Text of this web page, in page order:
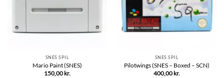
på
varesiden
SNES SPIL
Mario Paint (SNES)
150,00 kr.
SNES SPIL
Pilotwings (SNES – Boxed – SCN)
400,00 kr.